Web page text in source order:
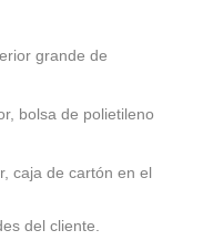
grande de
bolsa de polietileno
caja de cartón en el
del cliente.